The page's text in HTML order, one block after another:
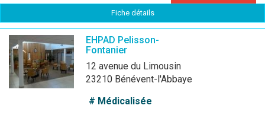
Fiche détails
EHPAD Pelisson-
Fontanier
12 avenue du Limousin
23210 Bénévent-l'Abbaye
# Médicalisée